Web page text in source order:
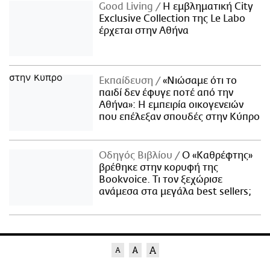
Good Living
Η εμβληματική City
Exclusive Collection της Le Labo
έρχεται στην Αθήνα
Εκπαίδευση
«Νιώσαμε ότι το
παιδί δεν έφυγε ποτέ από την
Αθήνα»: Η εμπειρία οικογενειών
που επέλεξαν σπουδές στην Κύπρο
Οδηγός Βιβλίου
Ο «Καθρέφτης»
βρέθηκε στην κορυφή της
Bookvoice. Τι τον ξεχώρισε
ανάμεσα στα μεγάλα best sellers;